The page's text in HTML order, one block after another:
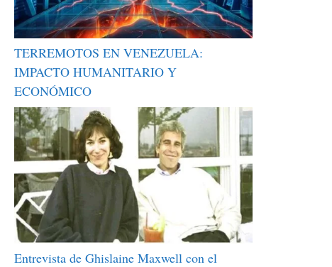
TERREMOTOS EN VENEZUELA:
IMPACTO HUMANITARIO Y
ECONÓMICO
Entrevista de Ghislaine Maxwell con el